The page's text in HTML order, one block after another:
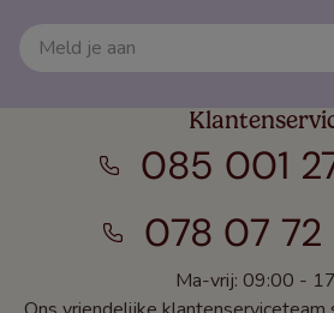
085 001
078 07
Ma-vrij: 09:00 -